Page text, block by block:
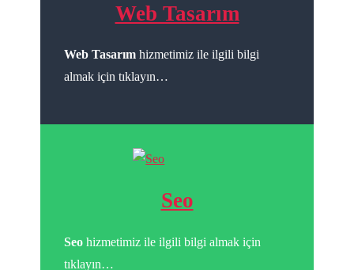
Web Tasarım
Web Tasarım hizmetimiz ile ilgili bilgi
almak için tıklayın…
Seo
Seo hizmetimiz ile ilgili bilgi almak için
tıklayın…